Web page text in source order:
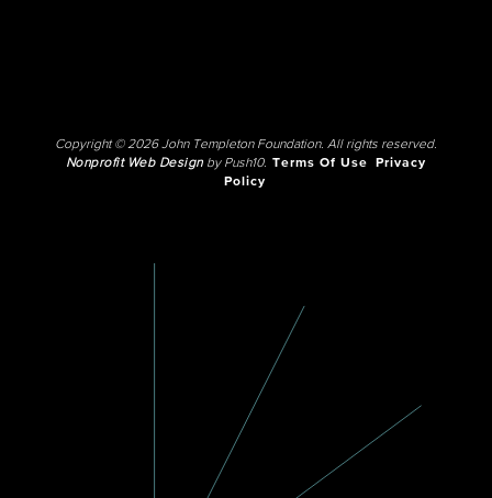
Copyright © 2026 John Templeton Foundation. All rights reserved.
Nonprofit Web Designby Push10. Terms Of Use
Privacy
Policy